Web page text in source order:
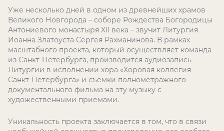
Уже несколько дней в одном из древнейших храмов
Великого Новгорода – соборе Рождества Богородицы
Антониевого монастыря XII века – звучит Литургия
Иоанна Златоуста Сергея Рахманинова. В рамках
масштабного проекта, который осуществляет команда
из Санкт-Петербурга, производится аудиозапись
Литургии в исполнении хора «Хоровая коллегия
Санкт-Петербурга» и съемки полнометражного
документального фильма на эту музыку с
художественными приемами.
Уникальность проекта заключается в том, что в связи